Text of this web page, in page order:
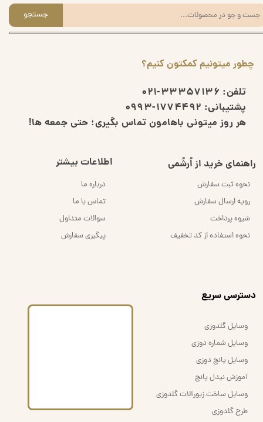
چطور میتونیم کمکتون کنیم؟
تلفن: 33357136-021
پشتیبانی: 1774492-0993
هر روز میتونی باهامون تماس بگیری؛ حتی جمعه ها!
راهنمای خرید از اُرشُمی
نحوه ثبت سفارش
رویه ارسال سفارش
شیوه پرداخت
نحوه استفاده از کد تخفیف
اطلاعات بیشتر
درباره ما
تماس با ما
سوالات متداول
پیگیری سفارش
جستجو
​دسترسی سریع
وسایل گلدوزی
وسایل شماره دوزی
وسایل پانچ دوزی
آموزش نیدل پانچ
وسایل ساخت زیورآلات گلدوزی
طرح گلدوزی